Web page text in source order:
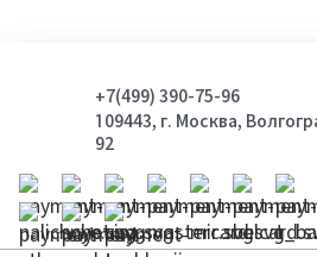
+7(499) 390-75-96
109443, г. Москва,
92